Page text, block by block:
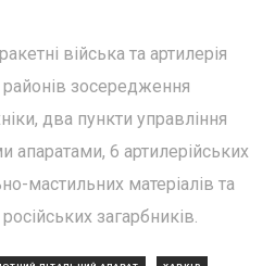
війська та артилерія
зосередження
два пункти управління
апаратами, 6 артилерійських
мастильних матеріалів та
загарбників.